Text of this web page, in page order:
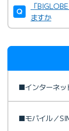
「
ますか
■インターネッ
■モバイル／